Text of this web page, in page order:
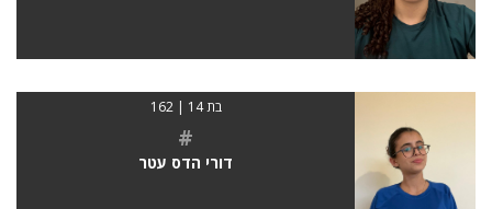
בת 14 | 162
#
דורי הדס עטר